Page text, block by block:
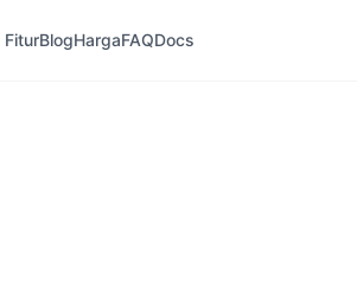
FiturBlogHargaFAQDocs